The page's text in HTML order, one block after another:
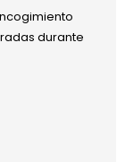
durante